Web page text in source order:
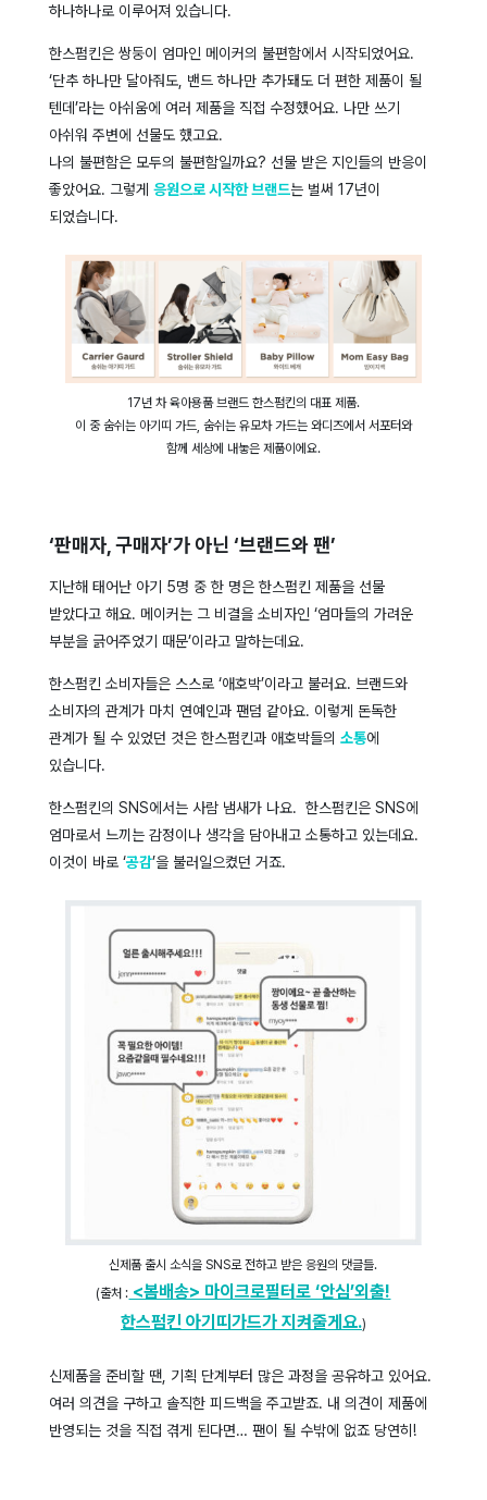
하나하나로 이루어져 있습니다.
한스펌킨은 쌍둥이 엄마인 메이커의 불편함에서 시작되었어요.
‘단추 하나만 달아줘도, 밴드 하나만 추가돼도 더 편한 제품이 될
텐데’라는 아쉬움에 여러 제품을 직접 수정했어요. 나만 쓰기
아쉬워 주변에 선물도 했고요.
나의 불편함은 모두의 불편함일까요? 선물 받은 지인들의 반응이
좋았어요. 그렇게 응원으로 시작한 브랜드는 벌써 17년이
되었습니다.
17년 차 육아용품 브랜드 한스펌킨의 대표 제품.
이 중 숨쉬는 아기띠 가드, 숨쉬는 유모차 가드는 와디즈에서 서포터와
함께 세상에 내놓은 제품이에요.
‘판매자, 구매자’가 아닌 ‘브랜드와 팬’
지난해 태어난 아기 5명 중 한 명은 한스펌킨 제품을 선물
받았다고 해요. 메이커는 그 비결을 소비자인 ‘엄마들의 가려운
부분을 긁어주었기 때문’이라고 말하는데요.
한스펌킨 소비자들은 스스로 ‘애호박’이라고 불러요. 브랜드와
소비자의 관계가 마치 연예인과 팬덤 같아요. 이렇게 돈독한
관계가 될 수 있었던 것은 한스펌킨과 애호박들의 소통에
있습니다.
한스펌킨의 SNS에서는 사람 냄새가 나요. 한스펌킨은 SNS에
엄마로서 느끼는 감정이나 생각을 담아내고 소통하고 있는데요.
이것이 바로 ‘공감’을 불러일으켰던 거죠.
신제품 출시 소식을 SNS로 전하고 받은 응원의 댓글들.
(출처 : <봄배송> 마이크로필터로 ‘안심’외출!
한스펌킨 아기띠가드가 지켜줄게요.)
신제품을 준비할 땐, 기획 단계부터 많은 과정을 공유하고 있어요.
여러 의견을 구하고 솔직한 피드백을 주고받죠. 내 의견이 제품에
반영되는 것을 직접 겪게 된다면… 팬이 될 수밖에 없죠 당연히!